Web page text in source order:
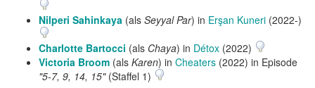
Nilperi Sahinkaya (als Seyyal Par) in Erşan Kuneri (2022-)
Charlotte Bartocci (als Chaya) in Détox (2022)
Victoria Broom (als Karen) in Cheaters (2022) in Episode
"5-7, 9, 14, 15"(Staffel 1)